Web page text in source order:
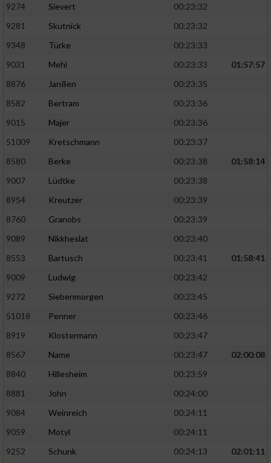
9274 Sievert
00:23:32
9281
Skutnick
00:23:32
9348
Türke
00:23:33
9031
Mehl 00:23:33
01:57:57
8876
Janßen
00:23:35
8582
Bertram
00:23:36
9015
Majer
00:23:36
51009
Kretschmann
00:23:37
8580
Berke 00:23:38
01:58:14
9007
Lüdtke
00:23:38
8954
Kreutzer
00:23:39
8760
Granobs
00:23:39
9089
Nikkheslat
00:23:40
8553
Bartusch 00:23:41
01:58:41
9009
Ludwig
00:23:42
9272
Siebenmorgen
00:23:45
51018
Penner
00:23:46
8919
Klostermann
00:23:47
8567
Name 00:23:47
02:00:08
8840
Hillesheim
00:23:59
8881
John
00:24:00
9084
Weinreich
00:24:11
9059
Motyl
00:24:11
9252
Schunk 00:24:13
02:01:11